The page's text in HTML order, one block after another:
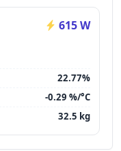
615 W
22.77%
-0.29 %/°C
32.5 kg